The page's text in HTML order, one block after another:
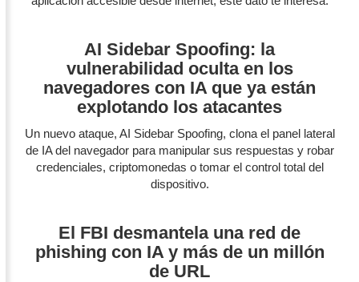
AI Sidebar Spoofing: la
vulnerabilidad oculta en los
navegadores con IA que ya están
explotando los atacantes
Un nuevo ataque, AI Sidebar Spoofing, clona el panel lateral
de IA del navegador para manipular sus respuestas y robar
credenciales, criptomonedas o tomar el control total del
dispositivo.
El FBI desmantela una red de
phishing con IA y más de un millón
de URL